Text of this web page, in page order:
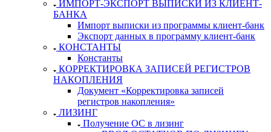
ИМПОРТ-ЭКСПОРТ ВЫПИСКИ ИЗ КЛИЕНТ-
БАНКА
Импорт выписки из программы клиент-банк
Экспорт данных в программу клиент-банк
КОНСТАНТЫ
Константы
КОРРЕКТИРОВКА ЗАПИСЕЙ РЕГИСТРОВ
НАКОПЛЕНИЯ
Документ «Корректировка записей
регистров накопления»
ЛИЗИНГ
Получение ОС в лизинг